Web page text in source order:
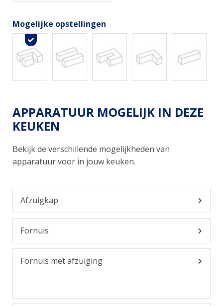
Mogelijke opstellingen
APPARATUUR MOGELIJK IN DEZE
KEUKEN
Bekijk de verschillende mogelijkheden van
apparatuur voor in jouw keuken.
Afzuigkap
Fornuis
Fornuis met afzuiging